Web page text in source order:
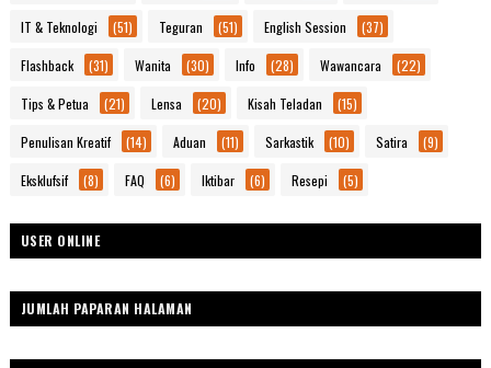
IT & Teknologi (51) Teguran (51) English Session (37)
Flashback (31) Wanita (30) Info (28) Wawancara (22)
Tips & Petua (21) Lensa (20) Kisah Teladan (15)
Penulisan Kreatif (14) Aduan (11) Sarkastik (10) Satira (9)
Eksklufsif (8) FAQ (6) Iktibar (6) Resepi (5)
USER ONLINE
JUMLAH PAPARAN HALAMAN